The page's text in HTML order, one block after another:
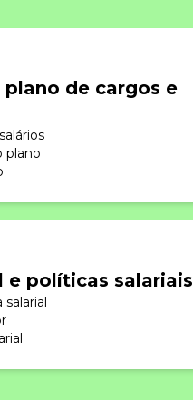
de cargos e
plano
e políticas salariais